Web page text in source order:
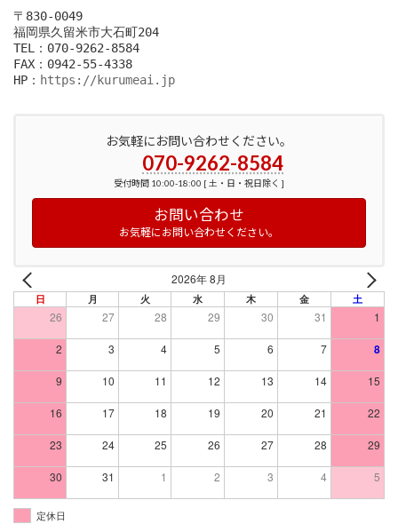
〒830-0049
福岡県久留米市大石町204
TEL：070-9262-8584
FAX：0942-55-4338
HP： https://kurumeai.jp
お気軽にお問い合わせください。
070-9262-8584
受付時間 10:00-18:00 [ 土・日・祝日除く ]
お問い合わせ
お気軽にお問い合わせください。
2026年 8月
日 月 火 水 木 金 土
26 27 28 29 30 31 1
2 3 4 5 6 7 8
9 10 11 12 13 14 15
16 17 18 19 20 21 22
23 24 25 26 27 28 29
30 31 1 2 3 4 5
定休日